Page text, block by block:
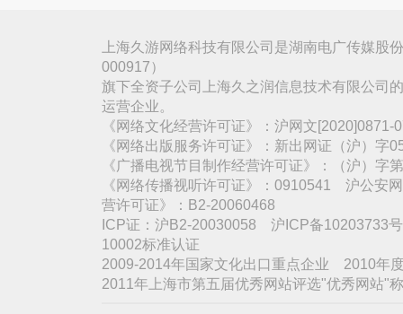
上海久游网络科技有限公司是湖南电广传媒股
000917）
旗下全资子公司上海久之润信息技术有限公司
运营企业。
《网络文化经营许可证》：沪网文
《网络出版服务许可证》：新出网证（沪）字
《广播电视节目制作经营许可证》：（沪）字
《网络传播视听许可证》：0910541 沪公安
营许可证》：B2-20060468
ICP证：沪B2-20030058 沪ICP备10203733
10002标准认证
2009-2014年国家文化出口重点企业 2010年
2011年上海市第五届优秀网站评选"优秀网站